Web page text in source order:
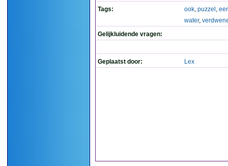
Tags:
ook, puzzel ,
water,
Gelijkluidende vragen:
Geplaatst door: Lex